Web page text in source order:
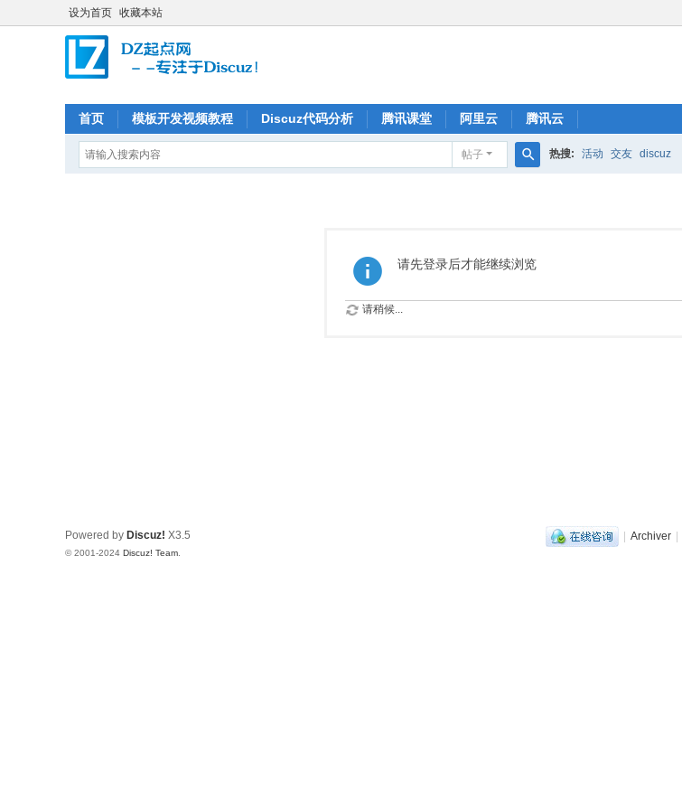
设为首页 收藏本站
首页 模板开发视频教程 Discuz代码分析 腾讯课堂 阿里云 腾讯云
帖子 热搜: 活动 交友 discuz
请先登录后才能继续浏览
请稍候...
| Archiver |
Powered by Discuz! X3.5
© 2001-2024 Discuz! Team